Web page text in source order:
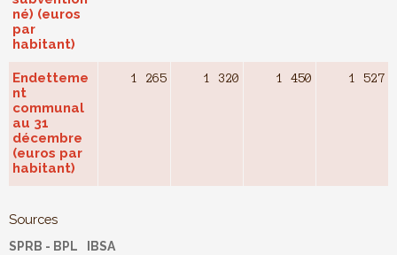
né) (euros
par
habitant)
Endetteme
nt
communal
au 31
décembre
(euros par
habitant)
1 265 1 320 1 450 1 527
Sources
SPRB - BPL IBSA